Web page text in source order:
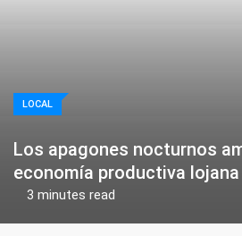
LOCAL
Los apagones nocturnos
economía productiva lojana
3 minutes read